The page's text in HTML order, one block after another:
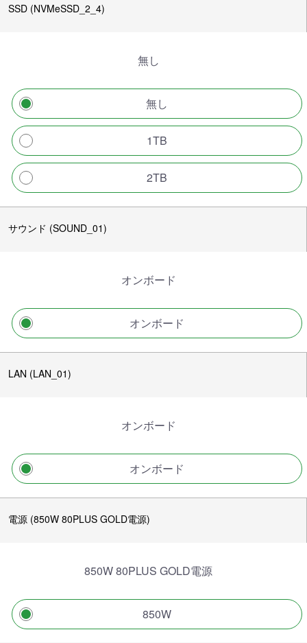
SSD (NVMeSSD_2_4)
無し
無し
1TB
2TB
サウンド (SOUND_01)
オンボード
オンボード
LAN (LAN_01)
オンボード
オンボード
電源 (850W 80PLUS GOLD電源)
850W 80PLUS GOLD電源
850W